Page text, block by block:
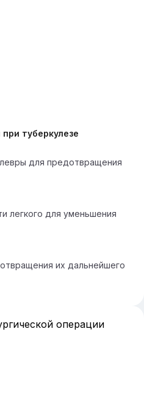
туберкулезе
для предотвращения
легкого для уменьшения
их дальнейшего